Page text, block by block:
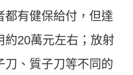
都有健保給付，但達
約20萬元左右；放射
刀、質子刀等不同的